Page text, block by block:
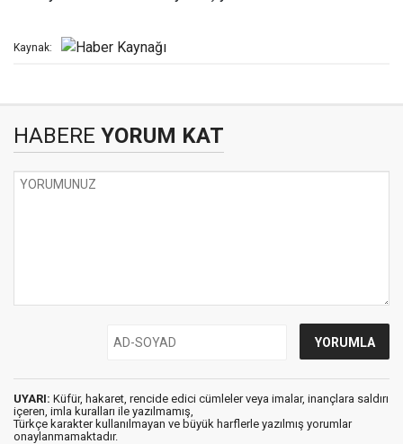
Kaynak:
HABERE YORUM KAT
UYARI: Küfür, hakaret, rencide edici cümleler veya imalar, inançlara saldırı
içeren, imla kuralları ile yazılmamış,
Türkçe karakter kullanılmayan ve büyük harflerle yazılmış yorumlar
onaylanmamaktadır.